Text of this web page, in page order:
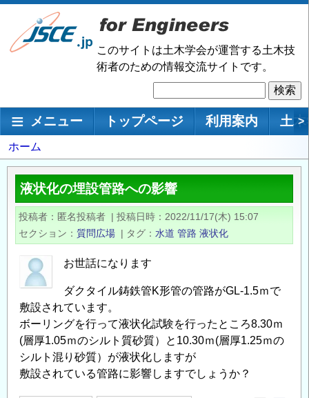
メ
ン
移
このサイトは土木学会が運営する土木技
術者のための情報交流サイトです。
索
メインナビゲーション
メニュー トップページ 利用案内 土 >
パ
ン
く
ず
ホーム
液状化の埋設管路への影響
投稿者 匿名投稿者 | 投稿日時
2022/11/17(木) 15:07
セクション
質問広場 | タグ 水道 管路 液状化
お世話になります
ダクタイル鋳鉄管K形管の管路がGL-1.5ｍで
敷設されています。
ボーリングを行って液状化試験を行ったところ8.30ｍ
(層厚1.05ｍのシルト質砂質）と10.30ｍ(層厚1.25ｍの
シルト混り砂質）が液状化しますが
敷設されている管路に影響しますでしょうか？